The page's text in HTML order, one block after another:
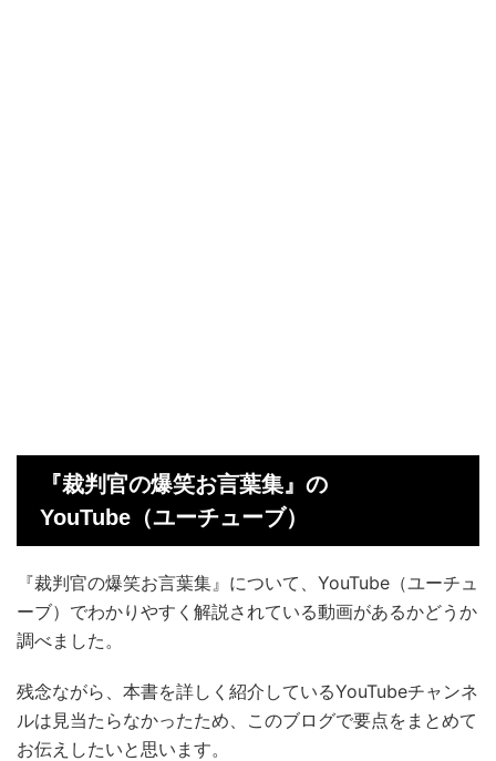
『裁判官の爆笑お言葉集』の
YouTube（ユーチューブ）
『裁判官の爆笑お言葉集』について、YouTube（ユーチュ
ーブ）でわかりやすく解説されている動画があるかどうか
調べました。
残念ながら、本書を詳しく紹介しているYouTubeチャンネ
ルは見当たらなかったため、このブログで要点をまとめて
お伝えしたいと思います。